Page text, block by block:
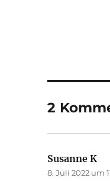
2
Susanne K
8. Juli 2022 um